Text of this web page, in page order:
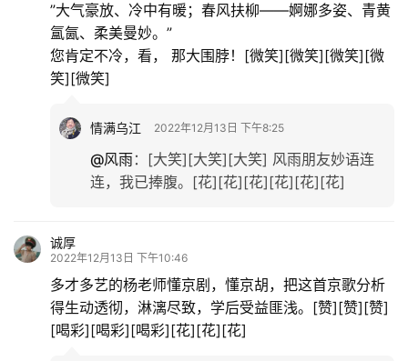
”大气豪放、冷中有暖；春风扶柳——婀娜多姿、青黄
氲氤、柔美曼妙。”
您肯定不冷，看， 那大围脖！[微笑][微笑][微笑][微
笑][微笑]
情满乌江 2022年12月13日 下午8:25
@风雨： [大笑][大笑][大笑] 风雨朋友妙语连
连，我已捧腹。[花][花][花][花][花][花]
诚厚
2022年12月13日 下午10:46
多才多艺的杨老师懂京剧，懂京胡，把这首京歌分析
得生动透彻，淋漓尽致，学后受益匪浅。[赞][赞][赞]
[喝彩][喝彩][喝彩][花][花][花]